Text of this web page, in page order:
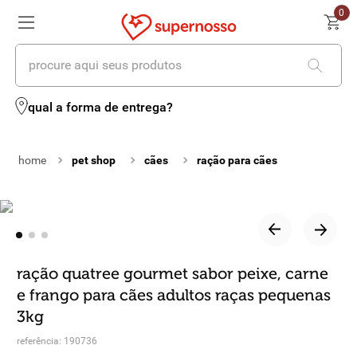
0
procure aqui seus produtos
qual a forma de entrega?
pet shop cães ração para cães
ração quatree gourmet sabor peixe, carne
e frango para cães adultos raças pequenas
3kg
referência: 190736
termos mais buscados
2º leite
º
º
6º vinhos